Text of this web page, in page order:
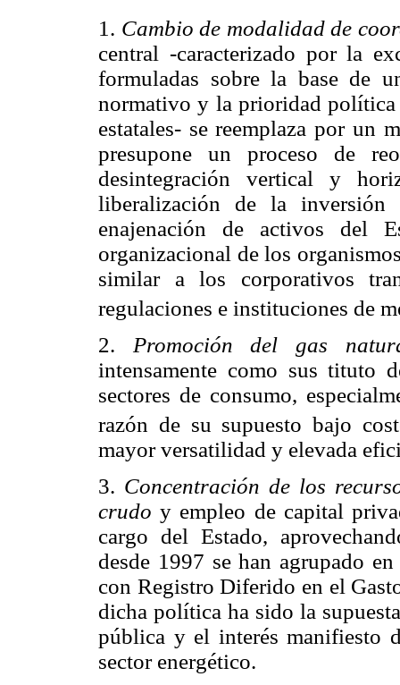
1. Cambio de modalidad de
central -caracterizado por la
formuladas sobre la base de
normativo y la prioridad política
estatales- se reemplaza por un
presupone un proceso de
desintegración vertical y
liberalización de la
enajenación de activos del
organizacional de los
similar a los corporativos
regulaciones e instituciones de
2. Promoción del gas
intensamente como sus tituto
sectores de consumo,
razón de su supuesto bajo
mayor versatilidad y elevada
3. Concentración de los
crudo y empleo de capital
cargo del Estado,
desde 1997 se han agrupado
con Registro Diferido en el
dicha política ha sido la
pública y el interés manifiesto
sector energético.